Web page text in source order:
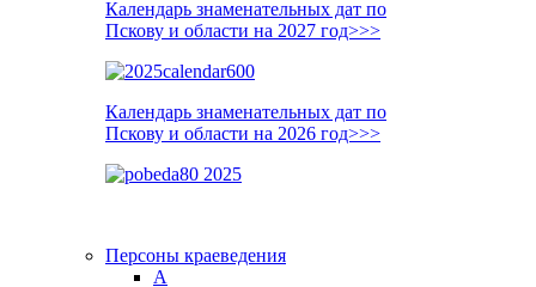
Календарь знаменательных дат по
Пскову и области на 2027 год>>>
Календарь знаменательных дат по
Пскову и области на 2026 год>>>
Персоны краеведения
А